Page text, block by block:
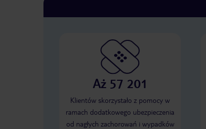
Aż 57 201
Klientów skorzystało z pomocy w
ramach dodatkowego ubezpieczenia
od nagłych zachorowań i wypadków